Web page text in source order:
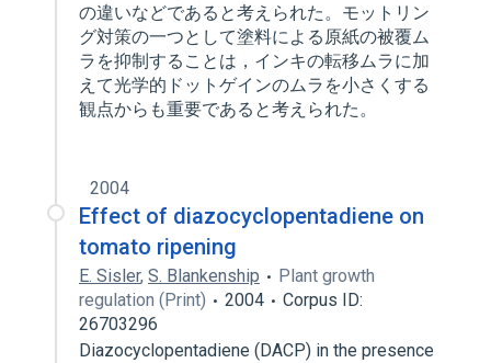
の違いなどであると考えられた。モットリン
グ対策の一つとして塗料による原紙の被覆ム
ラを抑制することは，インキの転移ムラに加
えて光学的ドットゲインのムラを小さくする
観点からも重要であると考えられた。
2004
Effect of diazocyclopentadiene on
tomato ripening
E. Sisler, S. Blankenship
Plant growth
regulation (Print)
2004
Corpus ID:
26703296
Diazocyclopentadiene (DACP) in the presence